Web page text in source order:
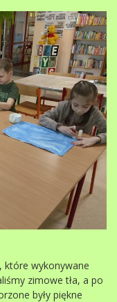
które wykonywane
zimowe tła, a po
były piękne